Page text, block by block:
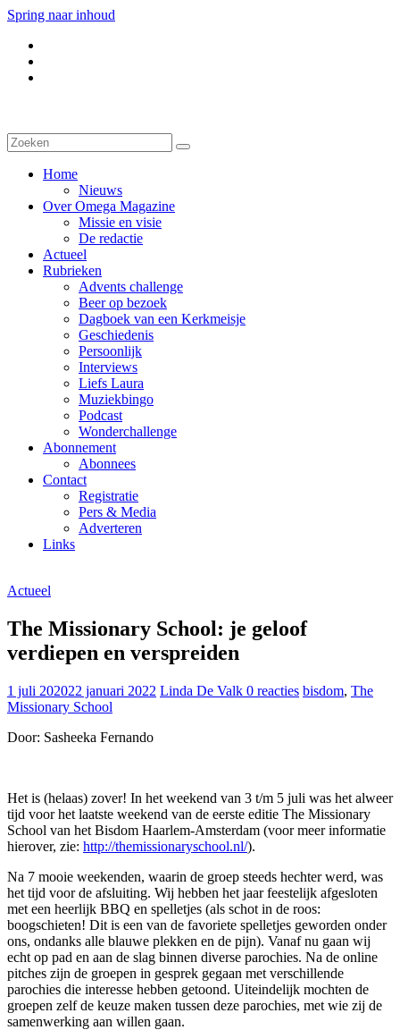
Spring naar inhoud
Home
Nieuws
Over Omega Magazine
Missie en visie
De redactie
Actueel
Rubrieken
Advents challenge
Beer op bezoek
Dagboek van een Kerkmeisje
Geschiedenis
Persoonlijk
Interviews
Liefs Laura
Muziekbingo
Podcast
Wonderchallenge
Abonnement
Abonnees
Contact
Registratie
Pers & Media
Adverteren
Links
Actueel
The Missionary School: je geloof
verdiepen en verspreiden
1 juli 202022 januari 2022 Linda De Valk 0 reacties bisdom, The
Missionary School
Door: Sasheeka Fernando
Het is (helaas) zover! In het weekend van 3 t/m 5 juli was het alweer
tijd voor het laatste weekend van de eerste editie The Missionary
School van het Bisdom Haarlem-Amsterdam (voor meer informatie
hierover, zie: http://themissionaryschool.nl/).
Na 7 mooie weekenden, waarin de groep steeds hechter werd, was
het tijd voor de afsluiting. Wij hebben het jaar feestelijk afgesloten
met een heerlijk BBQ en spelletjes (als schot in de roos:
boogschieten! Dit is een van de favoriete spelletjes geworden onder
ons, ondanks alle blauwe plekken en de pijn). Vanaf nu gaan wij
echt op pad en aan de slag binnen diverse parochies. Na de online
pitches zijn de groepen in gesprek gegaan met verschillende
parochies die interesse hebben getoond. Uiteindelijk mochten de
groepen zelf de keuze maken tussen deze parochies, met wie zij de
samenwerking aan willen gaan.